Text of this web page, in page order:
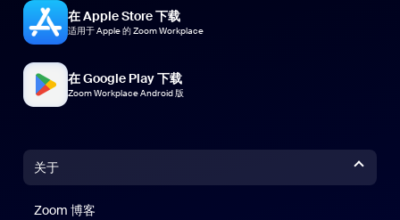
在 Apple Store 下载
适用于 Apple 的 Zoom Workplace
在 Google Play 下载
Zoom Workplace Android 版
关于
Zoom 博客